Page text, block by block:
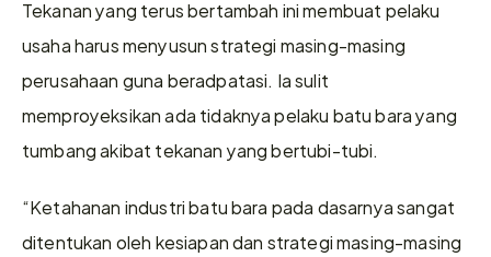
Tekanan yang terus bertambah ini membuat pelaku
usaha harus menyusun strategi masing-masing
perusahaan guna beradpatasi. Ia sulit
memproyeksikan ada tidaknya pelaku batu bara yang
tumbang akibat tekanan yang bertubi-tubi.
“Ketahanan industri batu bara pada dasarnya sangat
ditentukan oleh kesiapan dan strategi masing-masing